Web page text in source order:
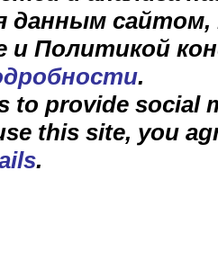
данным
и Политикой
.
to provide social
this site, you
.